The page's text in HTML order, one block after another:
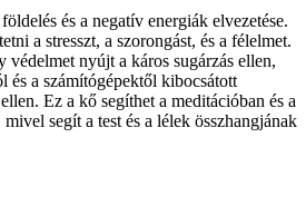
és a negatív energiák elvezetése.
a stresszt, a szorongást, és a félelmet.
védelmet nyújt a káros sugárzás ellen,
és a számítógépektől kibocsátott
Ez a kő segíthet a meditációban és a
segít a test és a lélek összhangjának